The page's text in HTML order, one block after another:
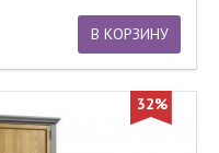
В КОРЗИНУ
32%